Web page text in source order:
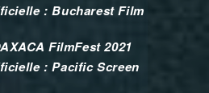
: Bucharest Film
FilmFest 2021
: Pacific Screen